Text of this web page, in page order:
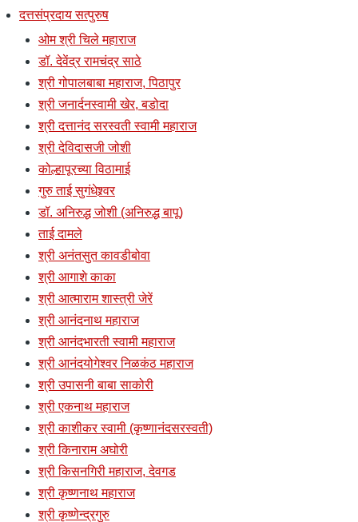
दत्तसंप्रदाय सत्पुरुष
ओम श्री चिले महाराज
डॉ. देवेंद्र रामचंद्र साठे
श्री गोपालबाबा महाराज, पिठापुर
श्री जनार्दनस्वामी खेर, बडोदा
श्री दत्तानंद सरस्वती स्वामी महाराज
श्री देविदासजी जोशी
कोल्हापूरच्या विठामाई
गुरु ताई सुगंधेश्र्वर
डॉ. अनिरुद्ध जोशी (अनिरुद्ध बापू)
ताई दामले
श्री अनंतसुत कावडीबोवा
श्री आगाशे काका
श्री आत्माराम शास्त्री जेरें
श्री आनंदनाथ महाराज
श्री आनंदभारती स्वामी महाराज
श्री आनंदयोगेश्वर निळकंठ महाराज
श्री उपासनी बाबा साकोरी
श्री एकनाथ महाराज
श्री काशीकर स्वामी (कृष्णानंदसरस्वती)
श्री किनाराम अघोरी
श्री किसनगिरी महाराज, देवगड
श्री कृष्णनाथ महाराज
श्री कृष्णेन्द्रगुरु